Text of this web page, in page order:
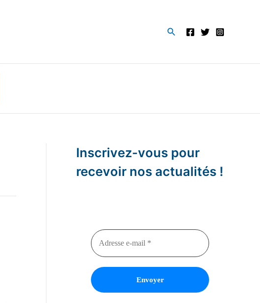
Rechercher
Inscrivez-vous pour
recevoir nos actualités !